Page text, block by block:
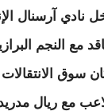
نادي آرسنال
مع النجم
سوق
مع ريال